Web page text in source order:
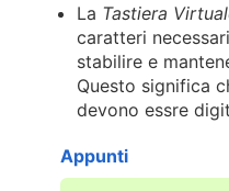
La Tastiera
caratteri
stabilire e
Questo significa
devono essre
Appunti